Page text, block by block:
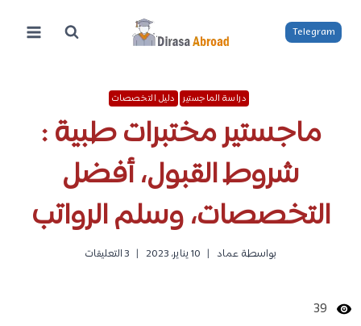
المحتوى
Telegram
دراسة الماجستير دليل التخصصات
ماجستير مختبرات طبية :
شروط القبول، أفضل
التخصصات، وسلم الرواتب
بواسطة عماد 10 يناير، 2023 3 التعليقات
39